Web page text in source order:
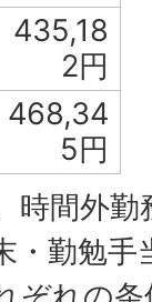
435,18
2円
468,34
5円
時間外
・勤勉